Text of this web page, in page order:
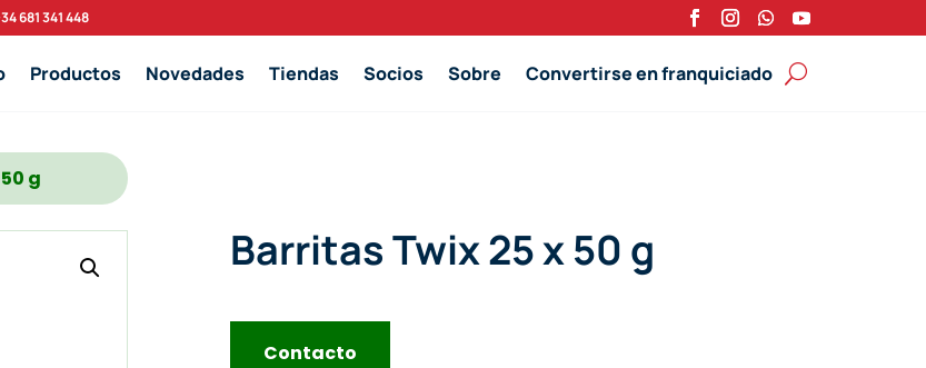
681 341 448‬
Productos Novedades Tiendas Socios Sobre Convertirse en franquiciado
g
Barritas Twix 25 x 50 g
Contacto